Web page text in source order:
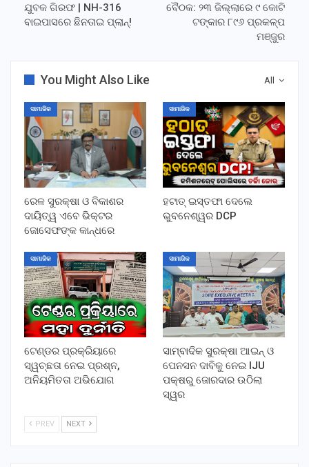
ଯୁବକ ଗିରଫ | NH-316
ବାଇପାସରେ ଛିନତାଇ ପ୍ଲାନ୍!
ବୈଠକ: ୨୩ ଜିଲ୍ଲାରେ ୯ କୋଟି
ଟଙ୍କାର ୮୯୬ ପ୍ରକଳ୍ପ
ମଞ୍ଜୁର
All
You Might Also Like
ସାମାଜିକ
ରେଳ ସୁରକ୍ଷା ଓ ବିକାଶର
ଦାୟିତ୍ୱ ଏବେ ଭିକ୍ଟର
ଜୋସେଫଙ୍କ କାନ୍ଧରେ
ସାମାଜିକ
ହଟାତ୍ ଇସ୍ତଫା ଦେଲେ
ଭୁବନେଶ୍ୱର DCP
ସାମାଜିକ
ଟେଣ୍ଡର ପ୍ରକ୍ରିୟାରେ
ସ୍ୱଚ୍ଛତା ନେଇ ପ୍ରଶ୍ନ,
ଅନିୟମିତତା ଅଭିଯୋଗ
ସାମାଜିକ
ସାମ୍ବାଦିକ ସୁରକ୍ଷା ଆଇନ୍ ଓ
ପେନସନ ଦାବିକୁ ନେଇ IJU
ପକ୍ଷରୁ ଜୋରଦାର ଉଠିଲା
ସ୍ୱର
PREV NEXT